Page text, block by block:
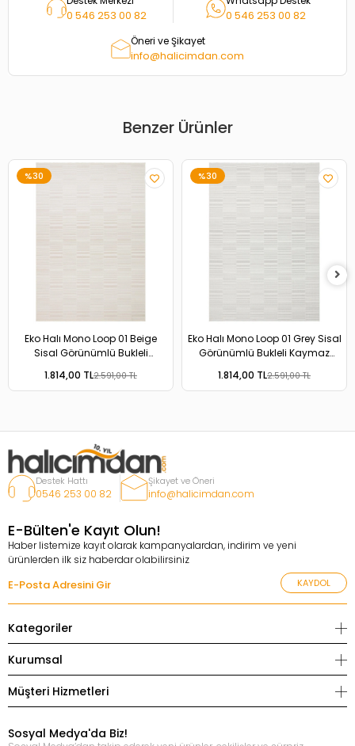
0 546 253 00 82 0 546 253 00 82
Öneri ve Şikayet
info@halicimdan.com
Benzer Ürünler
%30
Eko Halı Mono Loop 01 Beige
Sisal Görünümlü Bukleli
1.814,00 TL2.591,00 TL
%30
Eko Halı Mono Loop 01 Grey Sisal
Görünümlü Bukleli Kaymaz
1.814,00 TL2.591,00 TL
Destek Hattı
0546 253 00 82
Şikayet ve Öneri
info@halicimdan.com
E-Bülten'e Kayıt Olun!
Haber listemize kayıt olarak kampanyalardan, indirim ve yeni
ürünlerden ilk siz haberdar olabilirsiniz
KAYDOL
Kategoriler
Kurumsal
Müşteri Hizmetleri
Sosyal Medya'da Biz!